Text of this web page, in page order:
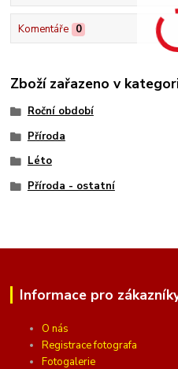
Komentáře 0
Zboží zařazeno v
Roční období
Příroda
Léto
Příroda - ostatní
Informace pro
O nás
Registrace fotografa
Fotogalerie